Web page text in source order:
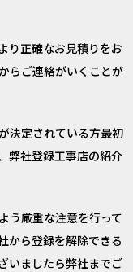
り正確なお見積りをお
らご連絡がいくことが
決定されている方最初
弊社登録工事店の紹介
う厳重な注意を行って
から登録を解除できる
いましたら弊社までご